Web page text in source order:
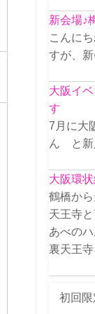
新会場♪
こんに
すが、
大阪イ
す
7月に大
ん と新
大阪環
鶴橋か
天王寺
あべの
裏天王寺
初回限